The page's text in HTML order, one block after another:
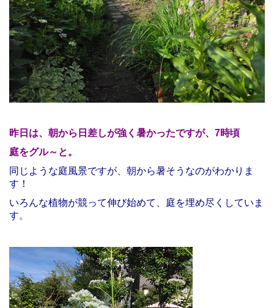
＜振り返って＞
＜庭の終活＞
■庭主の日々
■趣婦の日々
■つれづれ
＜終活＞
＜冬休みブログ＞
＜花友のお庭＞
プロフィール
お問合せ
昨日は、朝から日差しが強く暑かったですが、7時頃
庭をグル～と。
同じような庭風景ですが、朝から暑そうなのがわかりま
す！
いろんな植物が競って伸び始めて、庭を埋め尽くしていま
す。